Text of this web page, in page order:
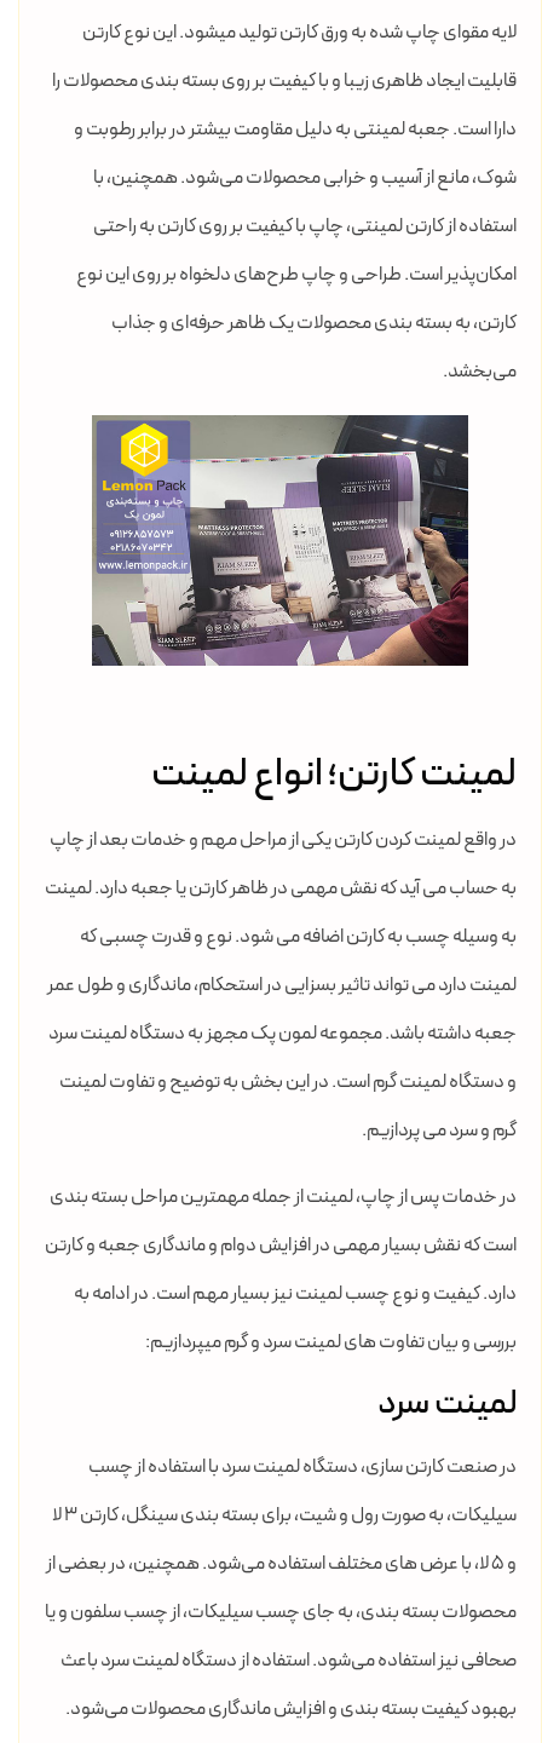
لایه مقوای چاپ شده به ورق کارتن تولید میشود. این نوع کارتن
قابلیت ایجاد ظاهری زیبا و با کیفیت بر روی بسته بندی محصولات را
دارا است. جعبه لمینتی به دلیل مقاومت بیشتر در برابر رطوبت و
شوک، مانع از آسیب و خرابی محصولات می‌شود. همچنین، با
استفاده از کارتن لمینتی، چاپ با کیفیت بر روی کارتن به راحتی
امکان‌پذیر است. طراحی و چاپ طرح‌های دلخواه بر روی این نوع
کارتن، به بسته بندی محصولات یک ظاهر حرفه‌ای و جذاب
می‌بخشد.
لمینت کارتن؛ انواع لمینت
در واقع لمینت کردن کارتن یکی از مراحل مهم و خدمات بعد از چاپ
به حساب می آید که نقش مهمی در ظاهر کارتن یا جعبه دارد. لمینت
به وسیله چسب به کارتن اضافه می شود. نوع و قدرت چسبی که
لمینت دارد می تواند تاثیر بسزایی در استحکام، ماندگاری و طول عمر
جعبه داشته باشد. مجموعه لمون پک مجهز به دستگاه لمینت سرد
و دستگاه لمینت گرم است. در این بخش به توضیح و تفاوت لمینت
گرم و سرد می پردازیم.
در خدمات پس از چاپ، لمینت از جمله مهمترین مراحل بسته بندی
است که نقش بسیار مهمی در افزایش دوام و ماندگاری جعبه و کارتن
دارد. کیفیت و نوع چسب لمینت نیز بسیار مهم است. در ادامه به
بررسی و بیان تفاوت های لمینت سرد و گرم میپردازیم:
لمینت سرد
در صنعت کارتن سازی، دستگاه لمینت سرد با استفاده از چسب
سیلیکات، به صورت رول و شیت، برای بسته بندی سینگل، کارتن 3 لا
و 5 لا، با عرض های مختلف استفاده می‌شود. همچنین، در بعضی از
محصولات بسته بندی، به جای چسب سیلیکات، از چسب سلفون و یا
صحافی نیز استفاده می‌شود. استفاده از دستگاه لمینت سرد باعث
بهبود کیفیت بسته بندی و افزایش ماندگاری محصولات می‌شود.